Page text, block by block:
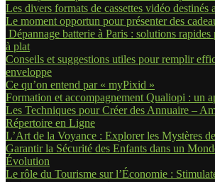
Les divers formats de cassettes vidéo destinés
Le moment opportun pour présenter des
Dépannage batterie à Paris : solutions rapides
à plat
Conseils et suggestions utiles pour remplir
enveloppe
Ce qu’on entend par « myPixid »
Formation et accompagnement Qualiopi : un
Les Techniques pour Créer des Annuaire –
Répertoire en Ligne
L’Art de la Voyance : Explorer les Mystères
Garantir la Sécurité des Enfants dans un
Évolution
Le rôle du Tourisme sur l’Économie :